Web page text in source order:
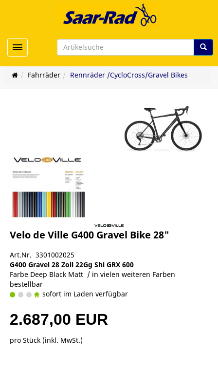
Toggle navigation
Fahrräder Rennräder /CycloCross/Gravel Bikes
Velo de Ville G400 Gravel Bike 28"
Art.Nr. 3301002025
G400 Gravel 28 Zoll 22Gg Shi GRX 600
Farbe Deep Black Matt / in vielen weiteren Farben
bestellbar
sofort im Laden verfügbar
2.687,00 EUR
pro Stück (inkl. MwSt.)